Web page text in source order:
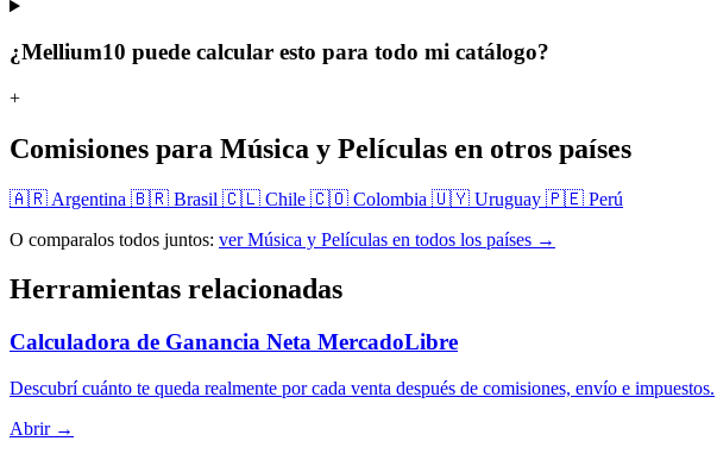
¿Mellium10 puede calcular esto para todo mi catálogo?
+
Comisiones para Música y Películas en otros países
🇦🇷 Argentina 🇧🇷 Brasil 🇨🇱 Chile 🇨🇴 Colombia 🇺🇾 Uruguay 🇵🇪 Perú
O comparalos todos juntos: ver Música y Películas en todos los países →
Herramientas relacionadas
Calculadora de Ganancia Neta MercadoLibre
Descubrí cuánto te queda realmente por cada venta después de comisiones, envío e impuestos.
Abrir →